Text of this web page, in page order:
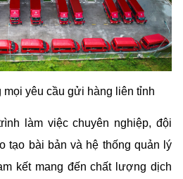
yêu cầu gửi hàng liên tỉnh
làm việc chuyên nghiệp, đội
tạo bài bản và hệ thống quản lý
kết mang đến chất lượng dịch